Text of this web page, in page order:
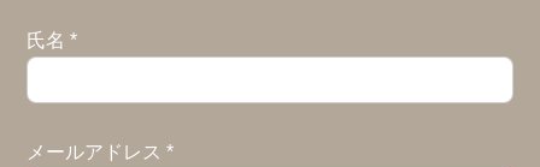
氏名*
メールアドレス*